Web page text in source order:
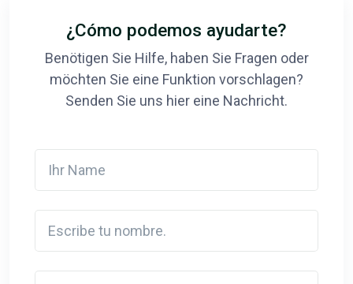
¿Cómo podemos ayudarte?
Benötigen Sie Hilfe, haben Sie Fragen oder
möchten Sie eine Funktion vorschlagen?
Senden Sie uns hier eine Nachricht.